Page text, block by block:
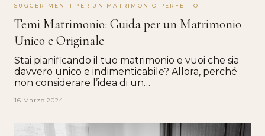
SUGGERIMENTI PER UN MATRIMONIO PERFETTO
Temi Matrimonio: Guida per un Matrimonio
Unico e Originale
Stai pianificando il tuo matrimonio e vuoi che sia
davvero unico e indimenticabile? Allora, perché
non considerare l’idea di un…
16 Marzo 2024